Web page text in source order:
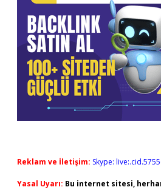
Reklam ve İletişim: Skype:
Yasal Uyarı: Bu internet sitesi,